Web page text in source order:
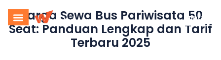
Kontak
Harga Sewa Bus Pariwisata 50
Seat: Panduan Lengkap dan Tarif
Terbaru 2025